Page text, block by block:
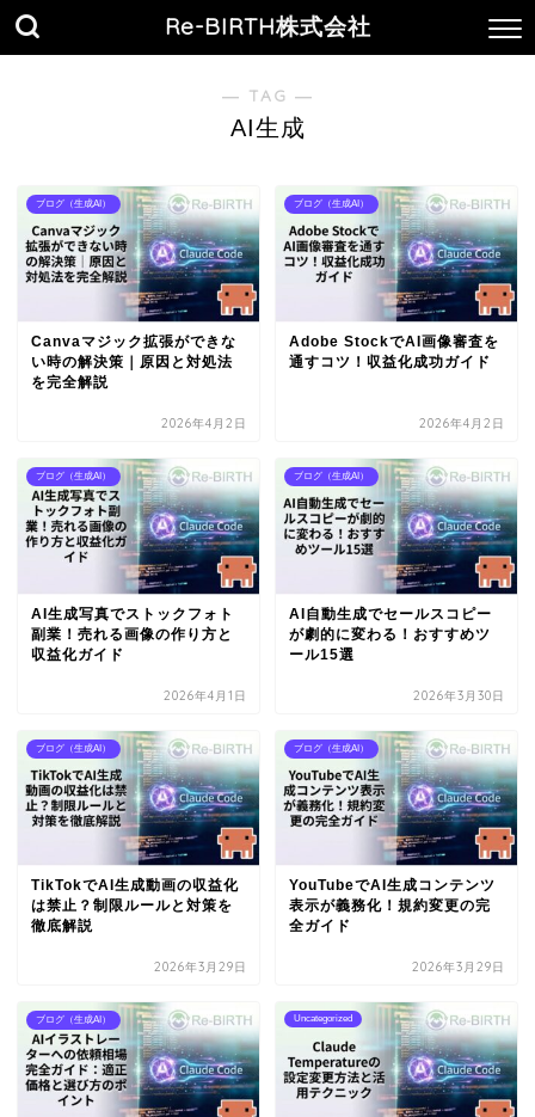
Re-BIRTH株式会社
― TAG ―
AI生成
ブログ（生成AI）
Canvaマジック拡張ができな
い時の解決策｜原因と対処法
を完全解説
2026年4月2日
ブログ（生成AI）
Adobe StockでAI画像審査を
通すコツ！収益化成功ガイド
2026年4月2日
ブログ（生成AI）
AI生成写真でストックフォト
副業！売れる画像の作り方と
収益化ガイド
2026年4月1日
ブログ（生成AI）
AI自動生成でセールスコピー
が劇的に変わる！おすすめツ
ール15選
2026年3月30日
ブログ（生成AI）
TikTokでAI生成動画の収益化
は禁止？制限ルールと対策を
徹底解説
2026年3月29日
ブログ（生成AI）
YouTubeでAI生成コンテンツ
表示が義務化！規約変更の完
全ガイド
2026年3月29日
ブログ（生成AI） Uncategorized